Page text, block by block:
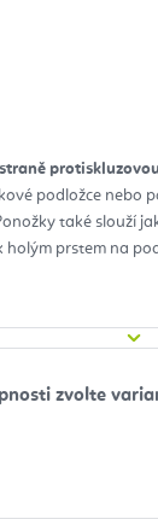
podložce nebo
také slouží
prstem na